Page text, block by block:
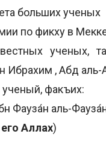
больших ученых
по фикху в
ученых,
Ибрахим , Абд аль-
факъих:
Фауза́н аль-
Аллах)